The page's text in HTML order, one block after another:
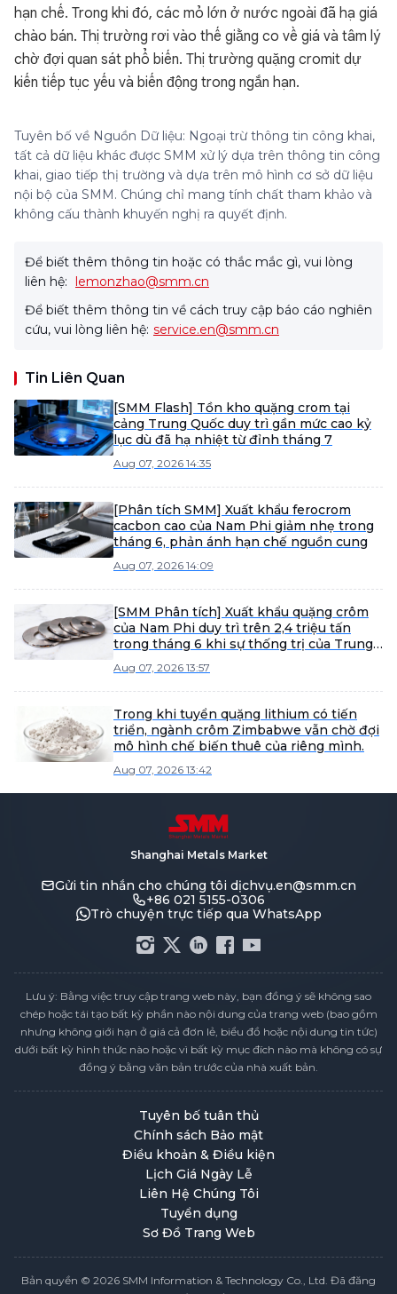
hạn chế. Trong khi đó, các mỏ lớn ở nước ngoài đã hạ giá
chào bán. Thị trường rơi vào thế giằng co về giá và tâm lý
chờ đợi quan sát phổ biến. Thị trường quặng cromit dự
kiến tiếp tục yếu và biến động trong ngắn hạn.
Tuyên bố về Nguồn Dữ liệu: Ngoại trừ thông tin công khai,
tất cả dữ liệu khác được SMM xử lý dựa trên thông tin công
khai, giao tiếp thị trường và dựa trên mô hình cơ sở dữ liệu
nội bộ của SMM. Chúng chỉ mang tính chất tham khảo và
không cấu thành khuyến nghị ra quyết định.
Để biết thêm thông tin hoặc có thắc mắc gì, vui lòng
liên hệ: lemonzhao@smm.cn
Để biết thêm thông tin về cách truy cập báo cáo nghiên
cứu, vui lòng liên hệ: service.en@smm.cn
Tin Liên Quan
[SMM Flash] Tồn kho quặng crom tại
cảng Trung Quốc duy trì gần mức cao kỷ
lục dù đã hạ nhiệt từ đỉnh tháng 7
Aug 07, 2026 14:35
[Phân tích SMM] Xuất khẩu ferocrom
cacbon cao của Nam Phi giảm nhẹ trong
tháng 6, phản ánh hạn chế nguồn cung
Aug 07, 2026 14:09
[SMM Phân tích] Xuất khẩu quặng crôm
của Nam Phi duy trì trên 2,4 triệu tấn
trong tháng 6 khi sự thống trị của Trung
chính sách
Aug 07, 2026 13:57
Trong khi tuyển quặng lithium có tiến
triển, ngành crôm Zimbabwe vẫn chờ đợi
mô hình chế biến thuê của riêng mình.
Aug 07, 2026 13:42
Shanghai Metals Market
Gửi tin nhắn cho chúng tôi dịchvụ.en@smm.cn
+86 021 5155-0306
Trò chuyện trực tiếp qua WhatsApp
Lưu ý: Bằng việc truy cập trang web này, bạn đồng ý sẽ không sao
chép hoặc tái tạo bất kỳ phần nào nội dung của trang web (bao gồm
nhưng không giới hạn ở giá cả đơn lẻ, biểu đồ hoặc nội dung tin tức)
dưới bất kỳ hình thức nào hoặc vì bất kỳ mục đích nào mà không có sự
đồng ý bằng văn bản trước của nhà xuất bản.
Tuyên bố tuân thủ
Chính sách Bảo mật
Điều khoản & Điều kiện
Lịch Giá Ngày Lễ
Liên Hệ Chúng Tôi
Tuyển dụng
Sơ Đồ Trang Web
Bản quyền © 2026 SMM Information & Technology Co., Ltd. Đã đăng